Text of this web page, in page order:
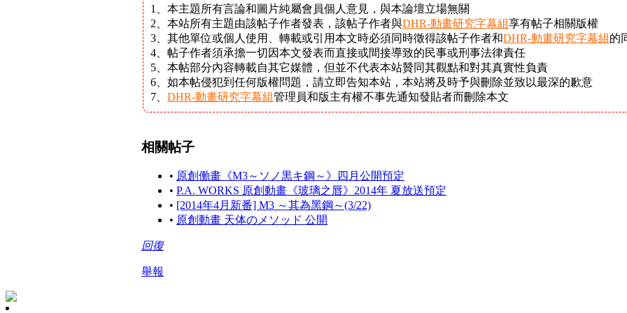
1、本主題所有言論和圖片純屬會員個人意見，與本論壇立場無關
2、本站所有主題由該帖子作者發表，該帖子作者與DHR-動畫研究字幕組享有帖子相關版權
3、其他單位或個人使用、轉載或引用本文時必須同時徵得該帖子作者和DHR-動畫研究字幕組的
4、帖子作者須承擔一切因本文發表而直接或間接導致的民事或刑事法律責任
5、本帖部分內容轉載自其它媒體，但並不代表本站贊同其觀點和對其真實性負責
6、如本帖侵犯到任何版權問題，請立即告知本站，本站將及時予與刪除並致以最深的歉意
7、 DHR-動畫研究字幕組管理員和版主有權不事先通知發貼者而刪除本文
相關帖子
• 原創働畫《M3～ソノ黒キ鋼～》四月公開預定
• P.A. WORKS 原創動畫《玻璃之唇》2014年 夏放送預定
• [2014年4月新番] M3 ～其為黑鋼～(3/22)
• 原創動畫 天体のメソッド 公開
回復
舉報